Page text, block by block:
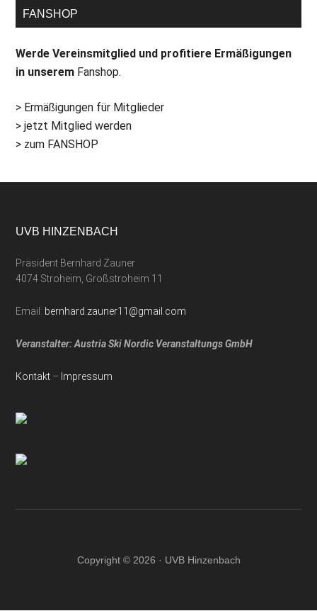
FANSHOP
Werde Vereinsmitglied und profitiere Ermäßigungen
in unserem Fanshop.
> Ermäßigungen für Mitglieder
> jetzt Mitglied werden
> zum FANSHOP
UVB HINZENBACH
Präsident Bernhard Zauner
4074 Stroheim, Großstroheim 11
Email: bernhard.zauner11@gmail.com
Veranstalter: Austria Ski Nordic Veranstaltungs GmbH
Kontakt – Impressum
Copyright © 2026 · UVB Hinzenbach